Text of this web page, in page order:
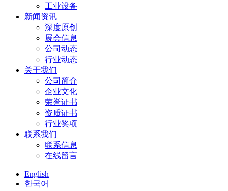
工业设备
新闻资讯
深度原创
展会信息
公司动态
行业动态
关于我们
公司简介
企业文化
荣誉证书
资质证书
行业奖项
联系我们
联系信息
在线留言
English
한국어